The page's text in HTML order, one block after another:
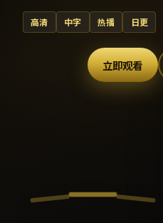
高清 中字 热播 日更
立即观看